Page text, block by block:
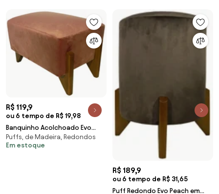
R$ 119,9
ou 6 tempo de R$ 19,98
Banquinho Acolchoado Evo
Retangular Peach Veludo em
Várias Cores - Rosa
Puffs, de Madeira, Redondos
Em estoque
R$ 189,9
ou 6 tempo de R$ 31,65
Puff Redondo Evo Peach em